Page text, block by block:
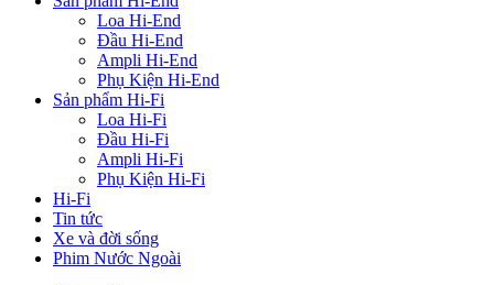
Loa Hi-End
Đầu Hi-End
Ampli Hi-End
Phụ Kiện Hi-End
Sản phẩm Hi-Fi
Loa Hi-Fi
Đầu Hi-Fi
Ampli Hi-Fi
Phụ Kiện Hi-Fi
Hi-Fi
Tin tức
Xe và đời sống
Phim Nước Ngoài